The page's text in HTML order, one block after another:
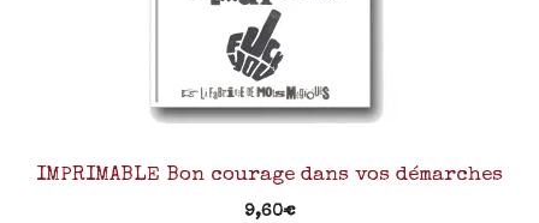
IMPRIMABLE Bon courage dans vos démarches
9,60€